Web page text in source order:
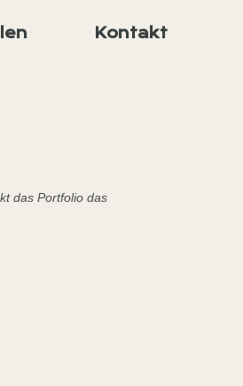
Kontakt
das Portfolio das